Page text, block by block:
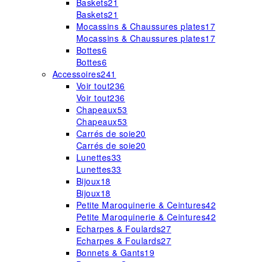
Baskets21
Baskets21
Mocassins & Chaussures plates17
Mocassins & Chaussures plates17
Bottes6
Bottes6
Accessoires241
Voir tout236
Voir tout236
Chapeaux53
Chapeaux53
Carrés de soie20
Carrés de soie20
Lunettes33
Lunettes33
Bijoux18
Bijoux18
Petite Maroquinerie & Ceintures42
Petite Maroquinerie & Ceintures42
Echarpes & Foulards27
Echarpes & Foulards27
Bonnets & Gants19